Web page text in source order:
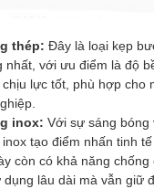
thép: Đây là loại kẹp
nhất, với ưu điểm là độ
lực tốt, phù hợp cho
inox: Với sự sáng bóng
tạo điểm nhấn tinh
còn có khả năng chống
lâu dài mà vẫn giữ